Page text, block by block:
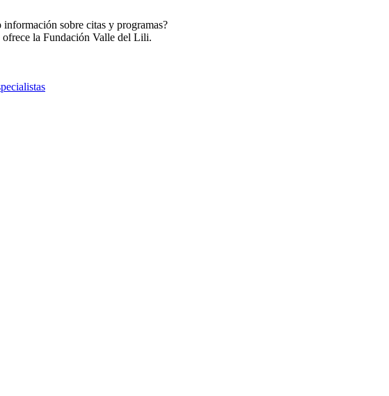
sobre citas y programas?
ofrece la Fundación Valle del Lili.